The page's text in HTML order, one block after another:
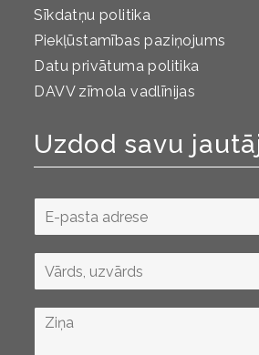
Sīkdatņu politika
Piekļūstamības paziņojums
Datu privātuma politika
DAVV zīmola vadlīnijas
Uzdod savu